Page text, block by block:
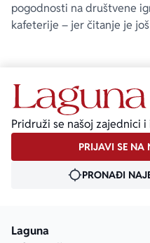
pogodnosti na društvene
kafeterije – jer čitanje je
Pridruži se našoj zajednici i
PRIJAVI SE NA
PRONAĐI
Laguna